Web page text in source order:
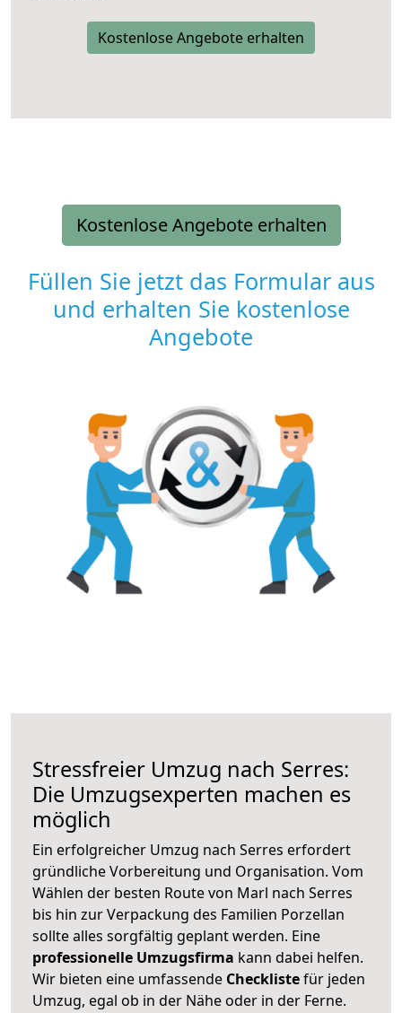
Kostenlose Angebote erhalten
Kostenlose Angebote erhalten
Füllen Sie jetzt das Formular aus
und erhalten Sie kostenlose
Angebote
Stressfreier Umzug nach Serres:
Die Umzugsexperten machen es
möglich
Ein erfolgreicher Umzug nach Serres erfordert
gründliche Vorbereitung und Organisation. Vom
Wählen der besten Route von Marl nach Serres
bis hin zur Verpackung des Familien Porzellan
sollte alles sorgfältig geplant werden. Eine
professionelle Umzugsfirma kann dabei helfen.
Wir bieten eine umfassende Checklistefür jeden
Umzug, egal ob in der Nähe oder in der Ferne.